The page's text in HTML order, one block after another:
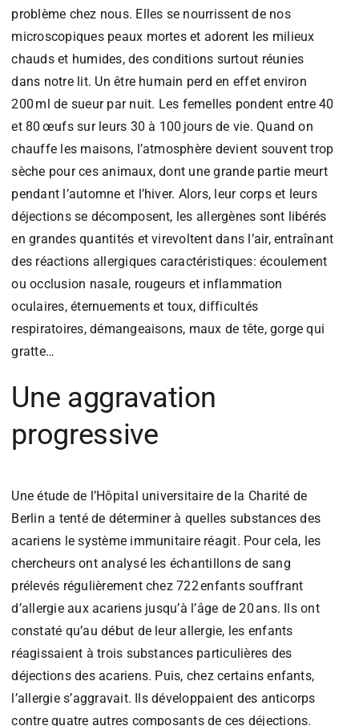
problème chez nous. Elles se nourrissent de nos
microscopiques peaux mortes et adorent les milieux
chauds et humides, des conditions surtout réunies
dans notre lit. Un être humain perd en effet environ
200 ml de sueur par nuit. Les femelles pondent entre 40
et 80 œufs sur leurs 30 à 100 jours de vie. Quand on
chauffe les maisons, l’atmosphère devient souvent trop
sèche pour ces animaux, dont une grande partie meurt
pendant l’automne et l’hiver. Alors, leur corps et leurs
déjections se décomposent, les allergènes sont libérés
en grandes quantités et virevoltent dans l’air, entraînant
des réactions allergiques caractéristiques: écoulement
ou occlusion nasale, rougeurs et inflammation
oculaires, éternuements et toux, difficultés
respiratoires, démangeaisons, maux de tête, gorge qui
gratte…
Une aggravation
progressive
Une étude de l’Hôpital universitaire de la Charité de
Berlin a tenté de déterminer à quelles substances des
acariens le système immunitaire réagit. Pour cela, les
chercheurs ont analysé les échantillons de sang
prélevés régulièrement chez 722 enfants souffrant
d’allergie aux acariens jusqu’à l’âge de 20 ans. Ils ont
constaté qu’au début de leur allergie, les enfants
réagissaient à trois substances particulières des
déjections des acariens. Puis, chez certains enfants,
l’allergie s’aggravait. Ils développaient des anticorps
contre quatre autres composants de ces déjections.